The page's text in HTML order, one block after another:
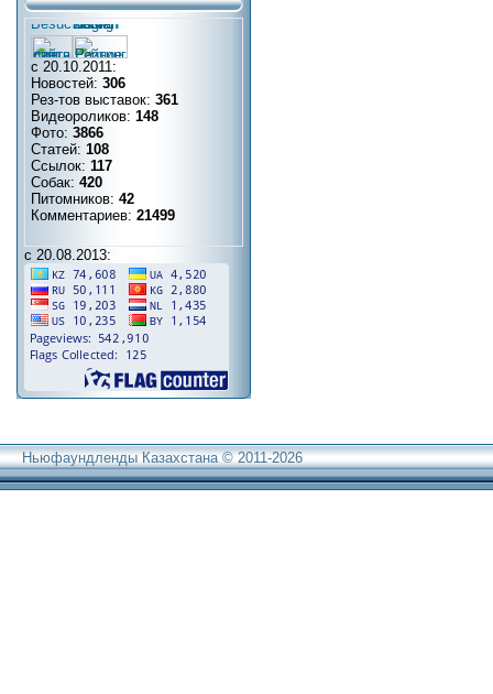
с 20.10.2011:
Новостей: 306
Рез-тов выставок: 361
Видеороликов: 148
Фото: 3866
Статей: 108
Ссылок: 117
Собак: 420
Питомников: 42
Комментариев: 21499
с 20.08.2013:
Ньюфаундленды Казахстана © 2011-2026